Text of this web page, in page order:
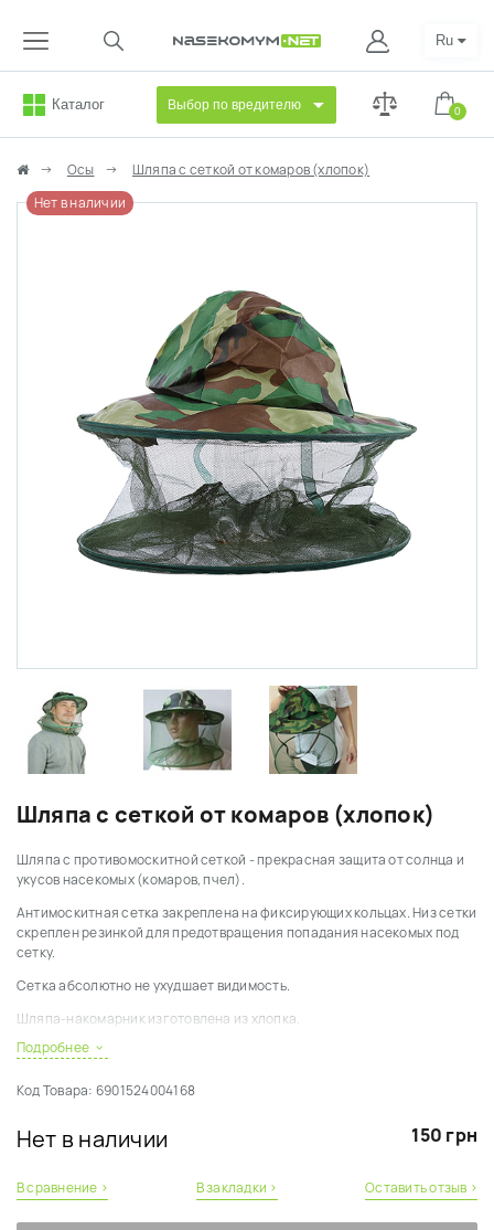
Каталог Выбор по вредителю 0
Ru
Осы
Шляпа с сеткой от комаров (хлопок)
Нет в наличии
Шляпа с сеткой от комаров (хлопок)
Шляпа с противомоскитной сеткой - прекрасная защита от солнца и
укусов насекомых (комаров, пчел).
Антимоскитная сетка закреплена на фиксирующих кольцах. Низ сетки
скреплен резинкой для предотвращения попадания насекомых под
сетку.
Сетка абсолютно не ухудшает видимость.
Шляпа-накомарник изготовлена из хлопка.
Диаметр полей шляпы 33 см.
Подробнее
Код Товара: 6901524004168
Нет в наличии 150 грн
В сравнение › В закладки › Оставить отзыв ›